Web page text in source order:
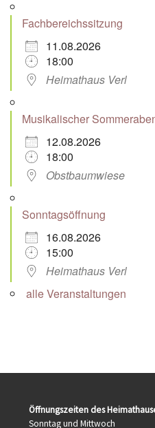
Fachbereichssitzung
11.08.2026
18:00
Heimathaus Verl
Musikalischer
12.08.2026
18:00
Obstbaumwiese
Sonntagsöffnung
16.08.2026
15:00
Heimathaus Verl
alle Veranstaltungen
Öffnungszeiten des
Sonntag und Mittwoch